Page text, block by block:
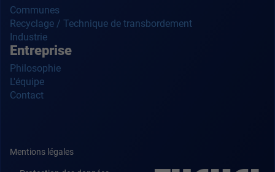
Communes
Recyclage / Technique de transbordement
Industrie
Entreprise
Philosophie
L'équipe
Contact
Mentions légales